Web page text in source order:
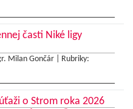
časti Niké ligy
Milan Gončár |
Rubriky:
o Strom roka 2026